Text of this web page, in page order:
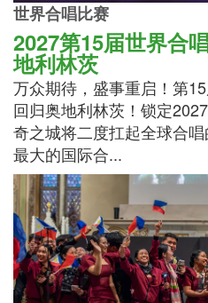
世界合唱比赛
2027第15届世界合
地利林茨
万众期待，盛事重启！第
回归奥地利林茨！锁定
奇之城将二度扛起全球合
最大的国际合...